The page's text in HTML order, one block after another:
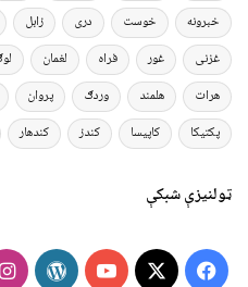
خبرونه خوست دری زابل
غزنی
غور فراه لغمان
هرات
هلمند وردګ پروان
پکتیکا
کاپیسا کندز کندهار
ټولنیزې شبکې
Facebook
X
YouTube